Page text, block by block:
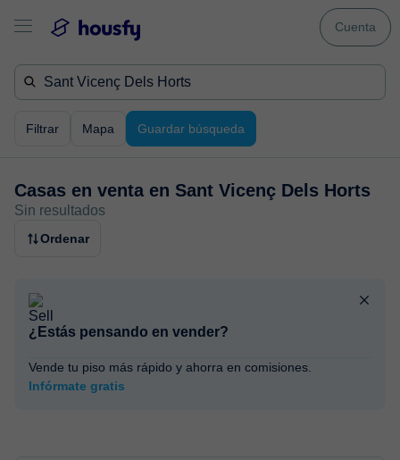
Cuenta
Filtrar Mapa Guardar búsqueda
Casas en venta en Sant Vicenç Dels Horts
Sin resultados
Ordenar
¿Estás pensando en vender?
Vende tu piso más rápido y ahorra en comisiones.
Infórmate gratis